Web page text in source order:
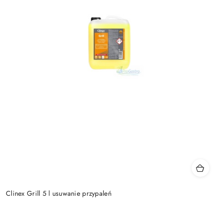
Clinex Grill 5 l usuwanie przypaleń